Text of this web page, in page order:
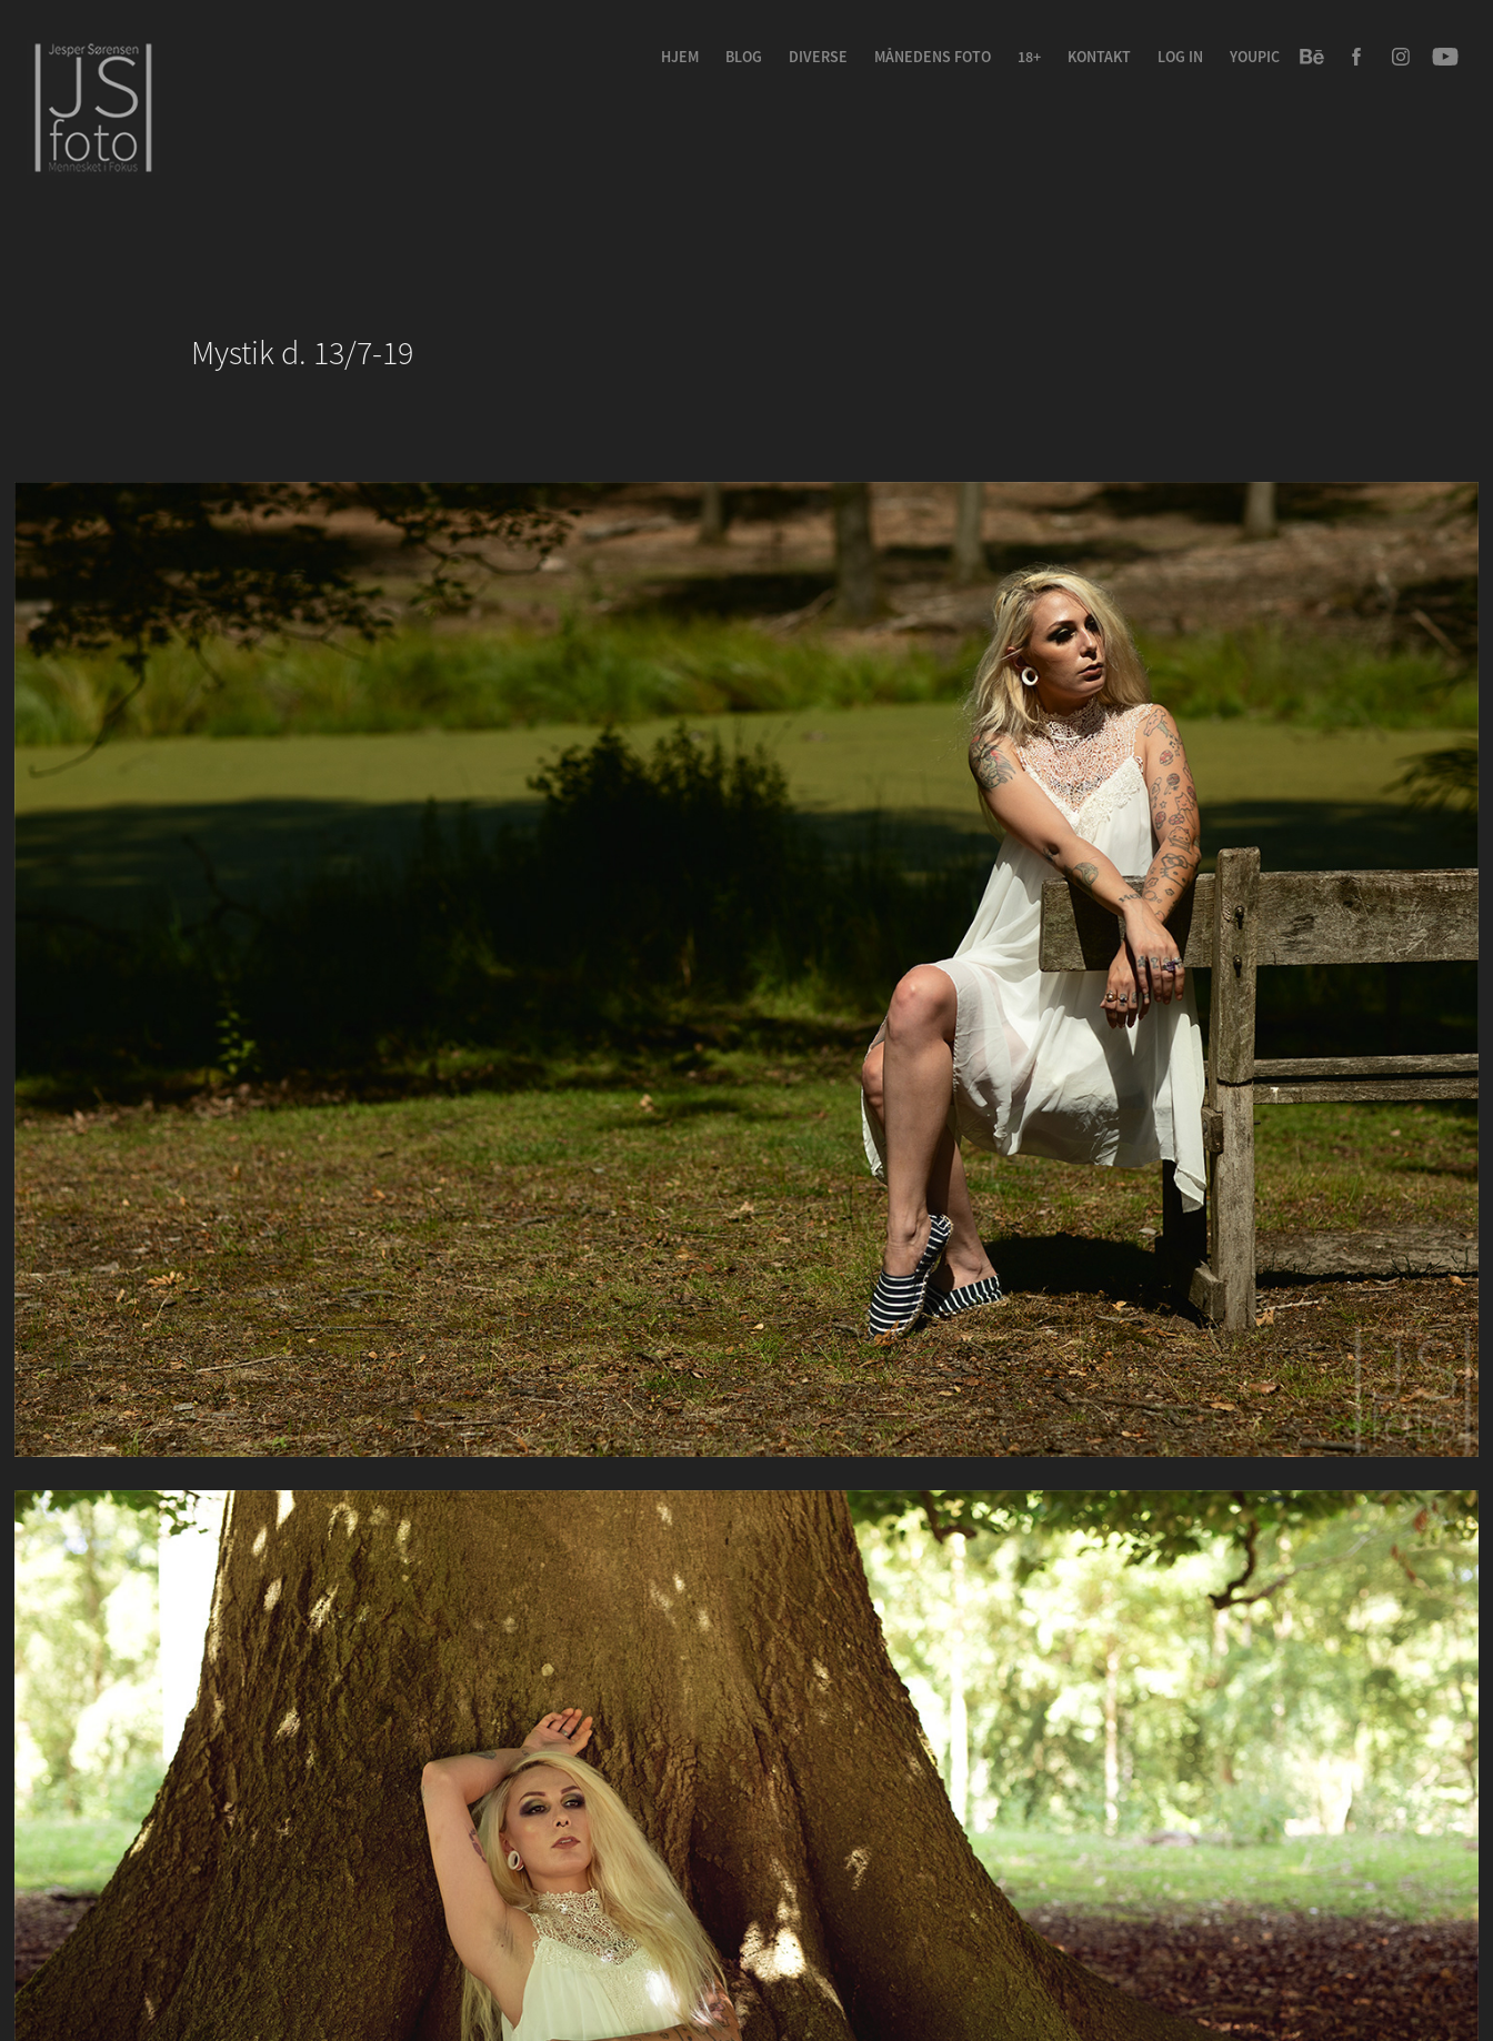
HJEM BLOG DIVERSE MÅNEDENS FOTO 18+ KONTAKT LOG IN YOUPIC
Mystik d. 13/7-19